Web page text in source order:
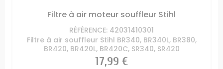
Filtre à air moteur souffleur Stihl
RÉFÉRENCE: 42031410301
Filtre à air souffleur Stihl BR340, BR340L, BR380,
BR420, BR420L, BR420C, SR340, SR420
Prix
17,99 €